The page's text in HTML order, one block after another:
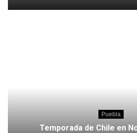
Puebla
Temporada de Chile en